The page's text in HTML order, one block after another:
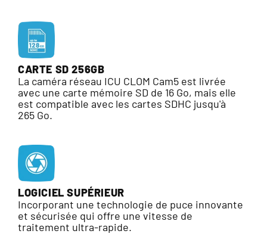
CARTE SD 256GB
La caméra réseau ICU CLOM Cam5 est livrée
avec une carte mémoire SD de 16 Go, mais elle
est compatible avec les cartes SDHC jusqu'à
265 Go.
LOGICIEL SUPÉRIEUR
Incorporant une technologie de puce innovante
et sécurisée qui offre une vitesse de
traitement ultra-rapide.